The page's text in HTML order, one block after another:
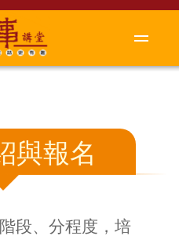
與報名
段、分程度，培